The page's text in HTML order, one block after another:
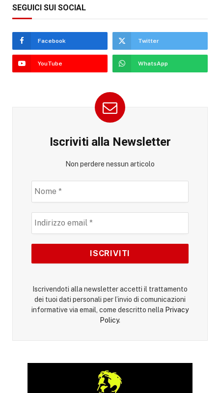
SEGUICI SUI SOCIAL
Facebook Twitter
YouTube WhatsApp
Iscriviti alla Newsletter
Non perdere nessun articolo
Iscrivendoti alla newsletter accetti il trattamento
dei tuoi dati personali per l’invio di comunicazioni
informative via email, come descritto nella Privacy
Policy.